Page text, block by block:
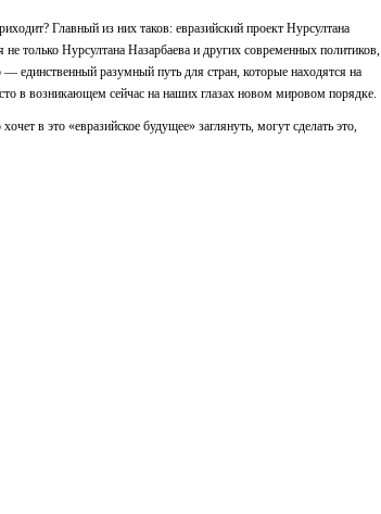
Главный из них таков: евразийский проект Нурсултана
только Нурсултана Назарбаева и других современных политиков,
единственный разумный путь для стран, которые находятся на
в возникающем сейчас на наших глазах новом мировом порядке.
в это «евразийское будущее» заглянуть, могут сделать это,